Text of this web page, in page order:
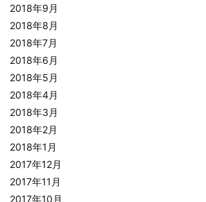
2018年9月
2018年8月
2018年7月
2018年6月
2018年5月
2018年4月
2018年3月
2018年2月
2018年1月
2017年12月
2017年11月
2017年10月